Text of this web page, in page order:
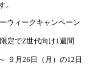
。
ウィークキャンペーン
定でZ世代向け1週間
９月26日（月）の12日